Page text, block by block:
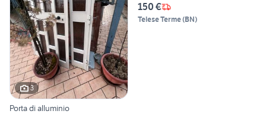
3
Porta di alluminio
150 €
Telese Terme(BN)